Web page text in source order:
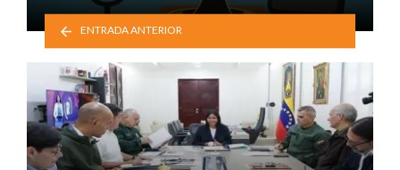
ENTRADA ANTERIOR